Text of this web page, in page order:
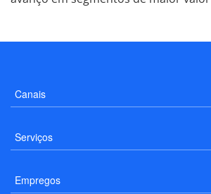
Canais
Serviços
Empregos